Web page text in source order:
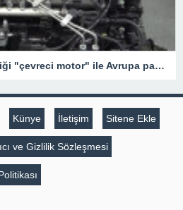
TÜMOSAN, yeni geliştirdiği "çevreci motor" ile Avrupa pazarında hızla büyümeyi hedefliyor
Künye İletişim Sitene Ekle
ve Gizlilik Sözleşmesi